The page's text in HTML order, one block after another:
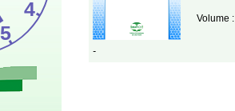
Volume
-